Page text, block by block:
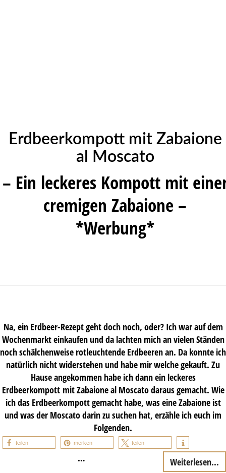
Erdbeerkompott mit Zabaione
al Moscato
– Ein leckeres Kompott mit
cremigen Zabaione –
*Werbung*
Na, ein Erdbeer-Rezept geht doch noch, oder? Ich war auf dem
Wochenmarkt einkaufen und da lachten mich an vielen Ständen
noch schälchenweise rotleuchtende Erdbeeren an. Da konnte ich
natürlich nicht widerstehen und habe mir welche gekauft. Zu
Hause angekommen habe ich dann ein leckeres
Erdbeerkompott mit Zabaione al Moscato daraus gemacht. Wie
ich das Erdbeerkompott gemacht habe, was eine Zabaione ist
und was der Moscato darin zu suchen hat, erzähle ich euch im
Folgenden.
teilen merken teilen
… Weiterlesen...